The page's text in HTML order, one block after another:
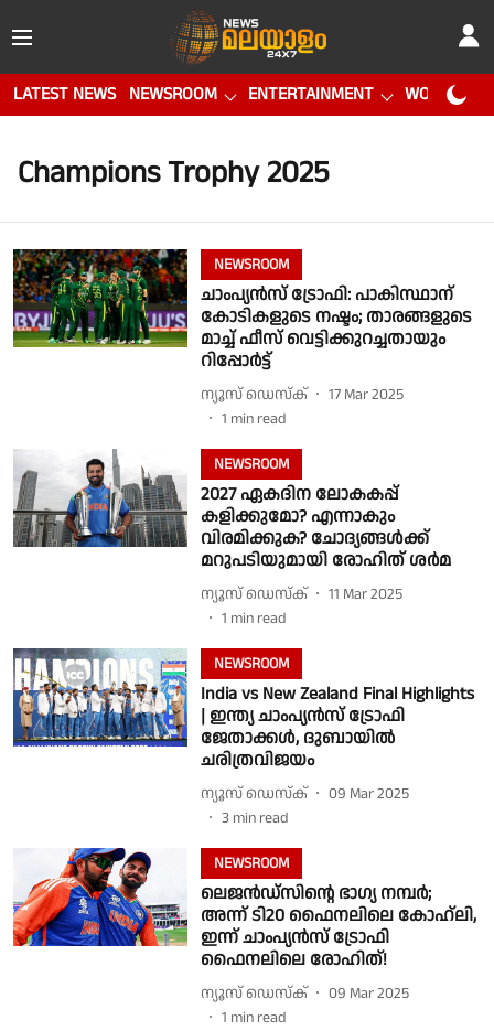
LATEST NEWS NEWSROOM ENTERTAINMENT WORLD CUP
Champions Trophy 2025
NEWSROOM
ചാംപ്യന്‍സ് ട്രോഫി: പാകിസ്ഥാന്
കോടികളുടെ നഷ്ടം; താരങ്ങളുടെ
മാച്ച് ഫീസ് വെട്ടിക്കുറച്ചതായും
റിപ്പോര്‍ട്ട്
ന്യൂസ് ഡെസ്ക്
17 Mar 2025
1 min read
NEWSROOM
2027 ഏകദിന ലോകകപ്പ്
കളിക്കുമോ? എന്നാകും
വിരമിക്കുക? ചോദ്യങ്ങൾക്ക്
മറുപടിയുമായി രോഹിത് ശർമ
ന്യൂസ് ഡെസ്ക്
11 Mar 2025
1 min read
NEWSROOM
India vs New Zealand Final Highlights
| ഇന്ത്യ ചാംപ്യൻസ് ട്രോഫി
ജേതാക്കൾ, ദുബായിൽ
ചരിത്രവിജയം
ന്യൂസ് ഡെസ്ക്
09 Mar 2025
3 min read
NEWSROOM
ലെജൻഡ്സിൻ്റെ ഭാഗ്യ നമ്പർ;
അന്ന് ടി20 ഫൈനലിലെ കോഹ്ലി,
ഇന്ന് ചാംപ്യൻസ് ട്രോഫി
ഫൈനലിലെ രോഹിത്!
ന്യൂസ് ഡെസ്ക്
09 Mar 2025
1 min read